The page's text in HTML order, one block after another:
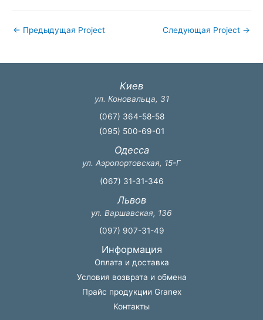
← Предыдущая Project Следующая Project →
Киев
ул. Коновальца, 31
(067) 364-58-58
(095) 500-69-01
Одесса
ул. Аэропортовская, 15-Г
(067) 31-31-346
Львов
ул. Варшавская, 136
(097) 907-31-49
Информация
Оплата и доставка
Условия возврата и обмена
Прайс продукции Granex
Контакты